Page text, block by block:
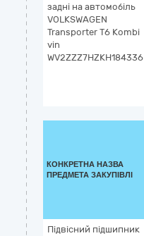
задні на автомобіль
VOLKSWAGEN
Transporter Т6 Kombi
vin
WV2ZZZ7HZKH184336
КОНКРЕТНА НАЗВА
ПРЕДМЕТА ЗАКУПІВЛІ
Підвісний підшипник